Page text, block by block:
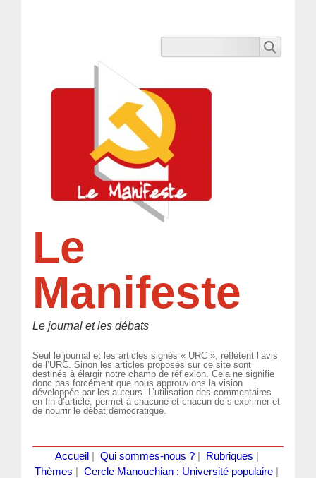
Le
Manifeste
Le journal et les débats
Seul le journal et les articles signés « URC », reflètent l’avis
de l’URC. Sinon les articles proposés sur ce site sont
destinés à élargir notre champ de réflexion. Cela ne signifie
donc pas forcément que nous approuvions la vision
développée par les auteurs. L’utilisation des commentaires
en fin d’article, permet à chacune et chacun de s’exprimer et
de nourrir le débat démocratique.
Accueil Qui sommes-nous ?| Rubriques
Thèmes
Cercle Manouchian : Université populaire